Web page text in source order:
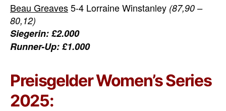
Beau Greaves5-4 Lorraine Winstanley (87,90 –
80,12)
Siegerin: £2.000
Runner-Up: £1.000
Preisgelder Women’s Series
2025: